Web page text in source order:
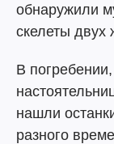
обнаружили
скелеты двух
В
нашли
разного